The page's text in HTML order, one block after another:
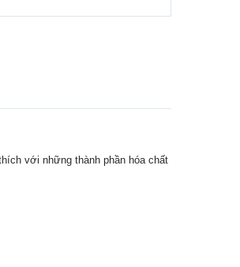
với những thành phần hóa chất